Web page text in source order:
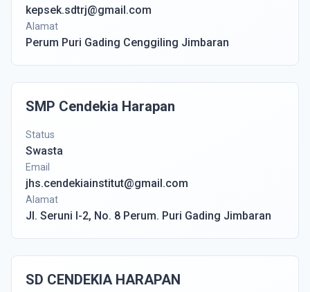
kepsek.sdtrj@gmail.com
Alamat
Perum Puri Gading Cenggiling Jimbaran
SMP Cendekia Harapan
Status
Swasta
Email
jhs.cendekiainstitut@gmail.com
Alamat
Jl. Seruni I-2, No. 8 Perum. Puri Gading Jimbaran
SD CENDEKIA HARAPAN